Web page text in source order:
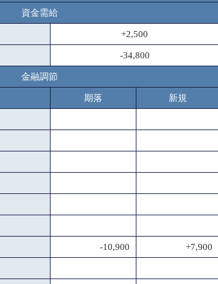
資金需給
+2,500
-34,800
金融調節
期落 新規
-10,900 +7,900